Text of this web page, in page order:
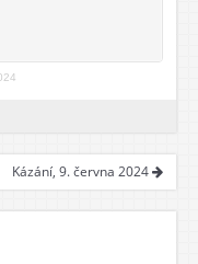
Kázání, 9. června 2024